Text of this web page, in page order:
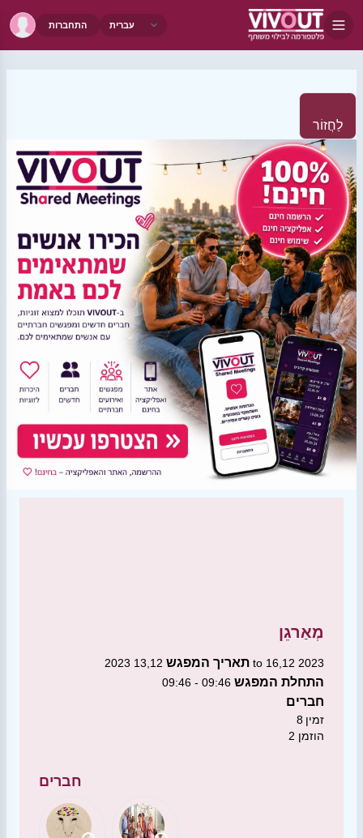
התחברות
לַחֲזוֹר
מְאַרגֵן
תאריך המפגש 13,12 2023 to 16,12 2023
התחלת המפגש 09:46 - 09:46
חברים
8 זמין
2 הוזמן
חברים